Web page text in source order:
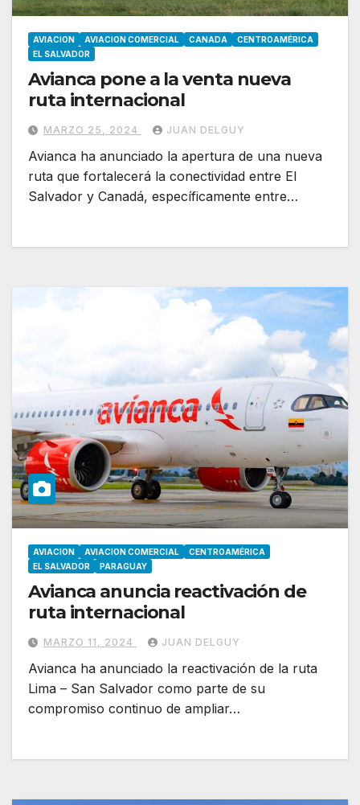
AVIACION AVIACION COMERCIAL CANADA
CENTROAMÉRICA
EL SALVADOR
Avianca pone a la venta nueva
ruta internacional
MARZO 25, 2024 JUAN DELGUY
Avianca ha anunciado la apertura de una nueva
ruta que fortalecerá la conectividad entre El
Salvador y Canadá, específicamente entre…
AVIACION AVIACION COMERCIAL
CENTROAMÉRICA
EL SALVADOR
PARAGUAY
Avianca anuncia reactivación de
ruta internacional
MARZO 11, 2024 JUAN DELGUY
Avianca ha anunciado la reactivación de la ruta
Lima – San Salvador como parte de su
compromiso continuo de ampliar…